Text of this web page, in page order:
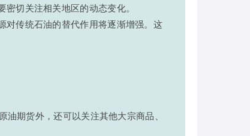
切关注相关地区的动态变化。
对传统石油的替代作用将逐渐增强。这
期货外，还可以关注其他大宗商品、